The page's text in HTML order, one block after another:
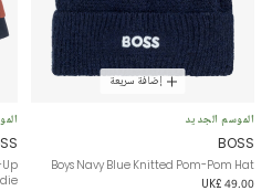
إضافة سريعة
الموسم الجديد
BOSS
Boys Navy Blue Knitted Pom-Pom Hat
UK£ 49.00
Up